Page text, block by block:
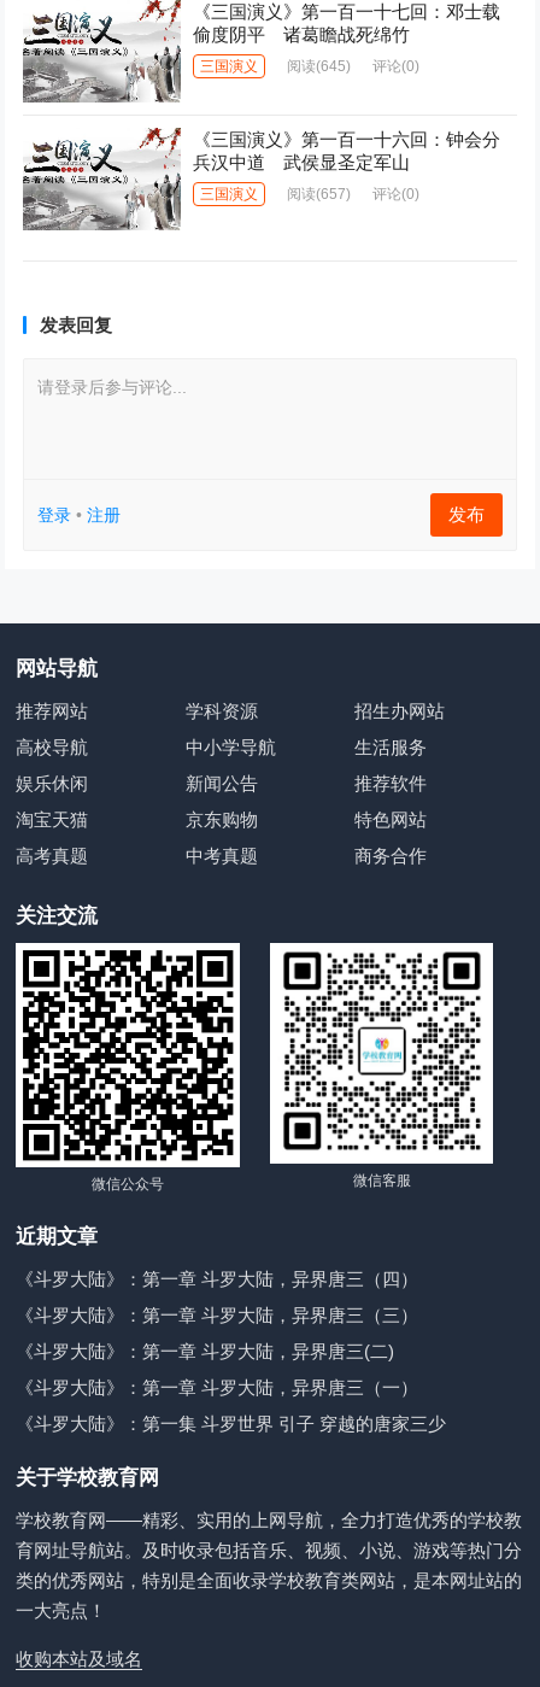
《三国演义》第一百一十七回：邓士载
偷度阴平 诸葛瞻战死绵竹
三国演义 阅读(645) 评论(0)
《三国演义》第一百一十六回：钟会分
兵汉中道 武侯显圣定军山
三国演义 阅读(657) 评论(0)
发表回复
请登录后参与评论...
登录 •注册 发布
网站导航
推荐网站 学科资源
招生办网站
高校导航
中小学导航
生活服务
娱乐休闲
新闻公告
推荐软件
淘宝天猫
京东购物
特色网站
高考真题
中考真题 商务合作
关注交流
微信公众号 微信客服
近期文章
《斗罗大陆》：第一章 斗罗大陆，异界唐三（四）
《斗罗大陆》：第一章 斗罗大陆，异界唐三（三）
《斗罗大陆》：第一章 斗罗大陆，异界唐三(二)
《斗罗大陆》：第一章 斗罗大陆，异界唐三（一）
《斗罗大陆》：第一集 斗罗世界 引子 穿越的唐家三少
关于学校教育网
学校教育网——精彩、实用的上网导航，全力打造优秀的学校教
育网址导航站。及时收录包括音乐、视频、小说、游戏等热门分
类的优秀网站，特别是全面收录学校教育类网站，是本网址站的
一大亮点！
收购本站及域名